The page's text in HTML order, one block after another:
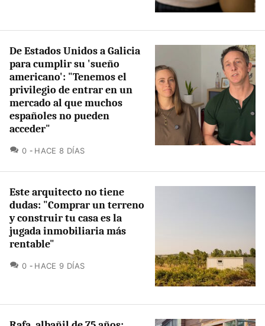
De Estados Unidos a Galicia
para cumplir su 'sueño
americano': "Tenemos el
privilegio de entrar en un
mercado al que muchos
españoles no pueden
acceder"
0 COMENTARIOS
HACE 8 DÍAS
Este arquitecto no tiene
dudas: "Comprar un terreno
y construir tu casa es la
jugada inmobiliaria más
rentable"
0 COMENTARIOS
HACE 9 DÍAS